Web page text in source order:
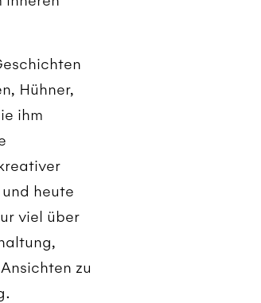
Hühner,
ihm
heute
viel über
zu